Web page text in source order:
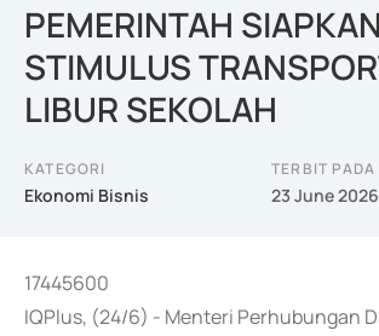
PEMERINTAH SIAPKAN
STIMULUS
LIBUR SEKOLAH
KATEGORI
Ekonomi Bisnis
TERBIT PADA
23 June 2026
17445600
IQPlus, (24/6) - Menteri Perhubungan